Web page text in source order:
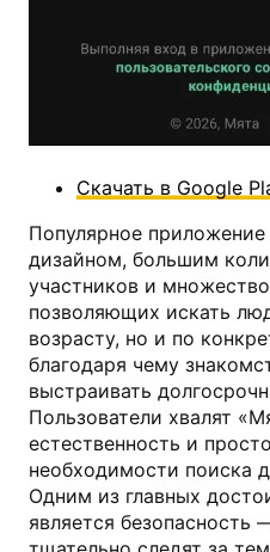
Скачать в Google
Популярное
дизайном, большим
участников и
позволяющих искать
возрасту, но и по
благодаря чему
выстраивать
Пользователи хвалят
естественность и
необходимости поиска
Одним из главных
является